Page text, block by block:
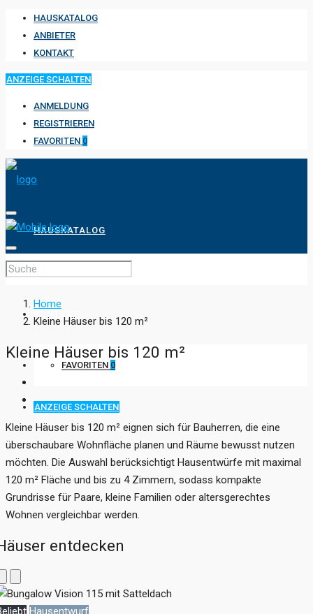
HAUSKATALOG
ANBIETER
KONTAKT
ANZEIGE SCHALTEN
ANMELDUNG
REGISTRIEREN
FAVORITEN 0
HAUSKATALOG
ANBIETER
FAVORITEN 0
ANZEIGE SCHALTEN
Home
Kleine Häuser bis 120 m²
Kleine Häuser bis 120 m²
Kleine Häuser bis 120 m² eignen sich für Bauherren, die eine
überschaubare Wohnfläche planen und Räume bewusst nutzen
möchten. Die Auswahl berücksichtigt Hausentwürfe mit maximal
120 m² Fläche und bis zu 4 Zimmern, sodass kompakte
Grundrisse für Paare, kleine Familien oder altersgerechtes
Wohnen vergleichbar werden.
entdecken
Hausentwurf